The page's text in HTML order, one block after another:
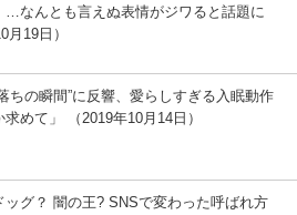
…なんとも言えぬ表情がジワると話題に
月19日）
ちの瞬間”に反響、愛らしすぎる入眠動作
求めて」 （2019年10月14日）
ッグ？ 闇の王? SNSで変わった呼ばれ方